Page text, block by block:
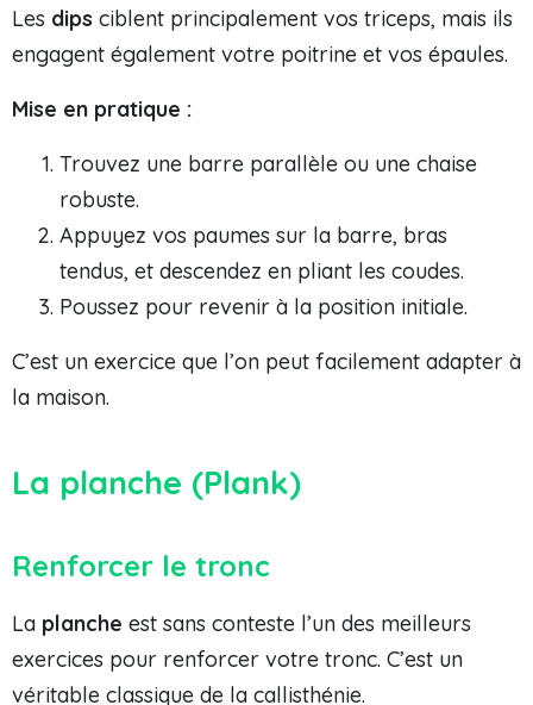
Les dips ciblent principalement vos triceps, mais ils
engagent également votre poitrine et vos épaules.
Mise en pratique :
Trouvez une barre parallèle ou une chaise
robuste.
Appuyez vos paumes sur la barre, bras
tendus, et descendez en pliant les coudes.
Poussez pour revenir à la position initiale.
C’est un exercice que l’on peut facilement adapter à
la maison.
La planche (Plank)
Renforcer le tronc
La planche est sans conteste l’un des meilleurs
exercices pour renforcer votre tronc. C’est un
véritable classique de la callisthénie.